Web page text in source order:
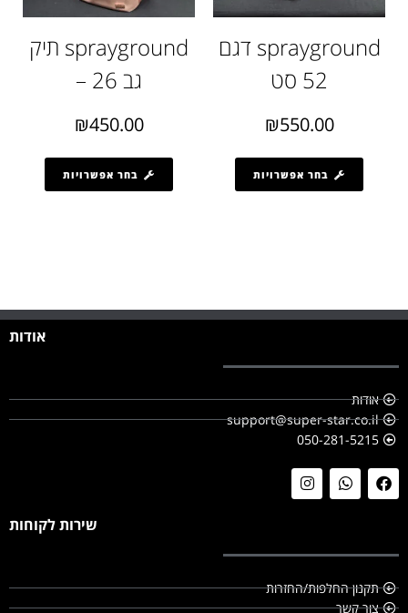
sprayground דגם
52 סט
₪550.00
בחר אפשרויות
sprayground תיק
גב 26 –
₪450.00
בחר אפשרויות
אודות
אודות
support@super-star.co.il
050-281-5215
שירות לקוחות
תקנון החלפות/החזרות
צור קשר